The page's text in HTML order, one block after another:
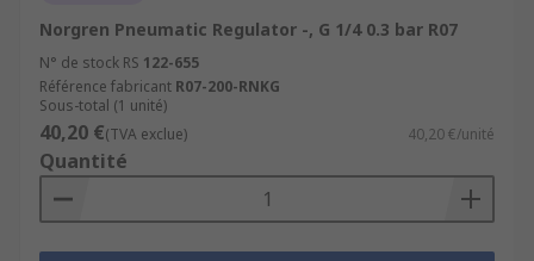
Norgren Pneumatic Regulator -, G 1/4 0.3 bar R07
N° de stock RS 122-655
Référence fabricant R07-200-RNKG
Sous-total (1 unité)
40,20 €(TVA exclue) 40,20 €/unité
Quantité